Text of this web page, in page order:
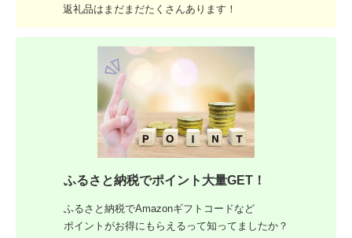
返礼品はまだまだたくさんあります！
ふるさと納税でポイント大量GET！
ふるさと納税でAmazonギフトコードなど
ポイントがお得にもらえるって知ってましたか？